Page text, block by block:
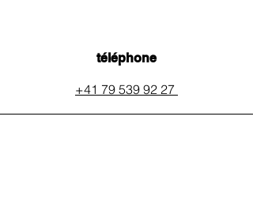
téléphone
+41 79 539 92 27